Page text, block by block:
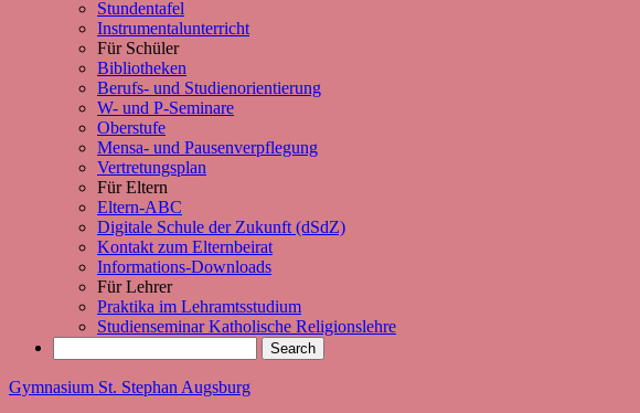
Stundentafel
Instrumentalunterricht
Für Schüler
Bibliotheken
Berufs- und Studienorientierung
W- und P-Seminare
Oberstufe
Mensa- und Pausenverpflegung
Vertretungsplan
Für Eltern
Eltern-ABC
Digitale Schule der Zukunft (dSdZ)
Kontakt zum Elternbeirat
Informations-Downloads
Für Lehrer
Praktika im Lehramtsstudium
Studienseminar Katholische Religionslehre
Gymnasium St. Stephan Augsburg